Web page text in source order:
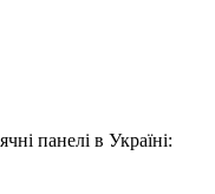
панелі в Україні: